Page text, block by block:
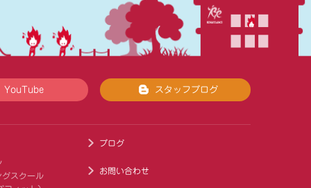
YouTube スタッフブログ
グスクール
ブログ
お問い合わせ